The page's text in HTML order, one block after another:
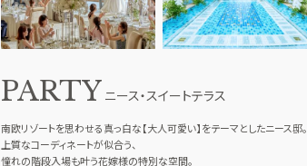
PARTY ニース・スイートテラス
南欧リゾートを思わせる真っ白な【大人可愛い】をテーマとしたニース邸。
上質なコーディネートが似合う、
憧れの階段入場も叶う花嫁様の特別な空間。